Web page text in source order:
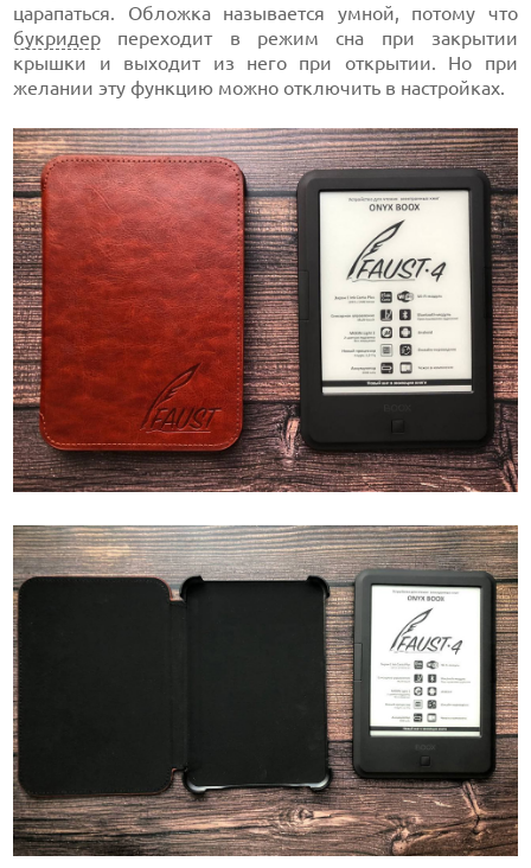
царапаться. Обложка называется умной, потому что
букридер переходит в режим сна при закрытии
крышки и выходит из него при открытии. Но при
желании эту функцию можно отключить в настройках.